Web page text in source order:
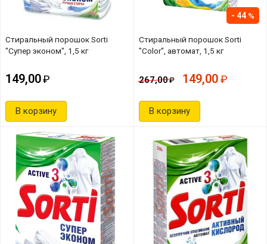
Стиральный порошок Sorti
"Супер эконом", 1,5 кг
149,00
В корзину
Стиральный порошок Sorti
"Color", автомат, 1,5 кг
44
267,00 149,00
В корзину